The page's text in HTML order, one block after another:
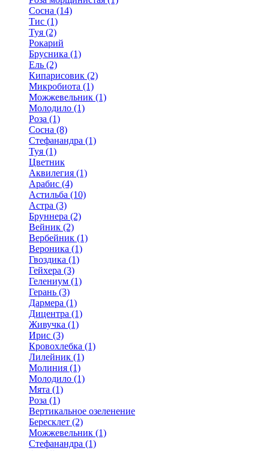
Сосна (14)
Тис (1)
Туя (2)
Рокарий
Брусника (1)
Ель (2)
Кипарисовик (2)
Микробиота (1)
Можжевельник (1)
Молодило (1)
Роза (1)
Сосна (8)
Стефанандра (1)
Туя (1)
Цветник
Аквилегия (1)
Арабис (4)
Астильба (10)
Астра (3)
Бруннера (2)
Вейник (2)
Вербейник (1)
Вероника (1)
Гвоздика (1)
Гейхера (3)
Гелениум (1)
Герань (3)
Дармера (1)
Дицентра (1)
Живучка (1)
Ирис (3)
Кровохлебка (1)
Лилейник (1)
Молиния (1)
Молодило (1)
Мята (1)
Роза (1)
Вертикальное озеленение
Бересклет (2)
Можжевельник (1)
Стефанандра (1)